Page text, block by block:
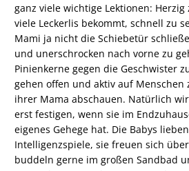
ganz viele wichtige Lektionen:
viele Leckerlis bekommt, schnell zu
Mami ja nicht die Schiebetür
und unerschrocken nach vorne zu
Pinienkerne gegen die Geschwister
gehen offen und aktiv auf Menschen
ihrer Mama abschauen. Natürlich
erst festigen, wenn sie im
eigenes Gehege hat. Die Babys
Intelligenzspiele, sie freuen sich
buddeln gerne im großen Sandbad